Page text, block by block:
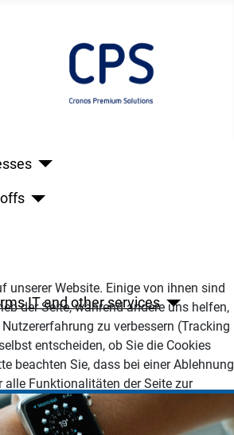
IT and other services
unserer Website. Einige von ihnen sind
der Seite, während andere uns helfen,
zu verbessern (Tracking
entscheiden, ob Sie die Cookies
beachten Sie, dass bei einer Ablehnung
Funktionalitäten der Seite zur